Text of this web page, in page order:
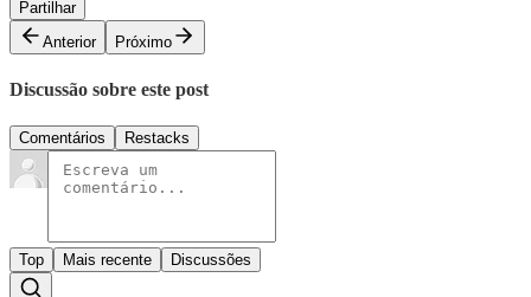
Partilhar
Anterior
Próximo
Discussão sobre este post
Comentários Restacks
Top Mais recente Discussões